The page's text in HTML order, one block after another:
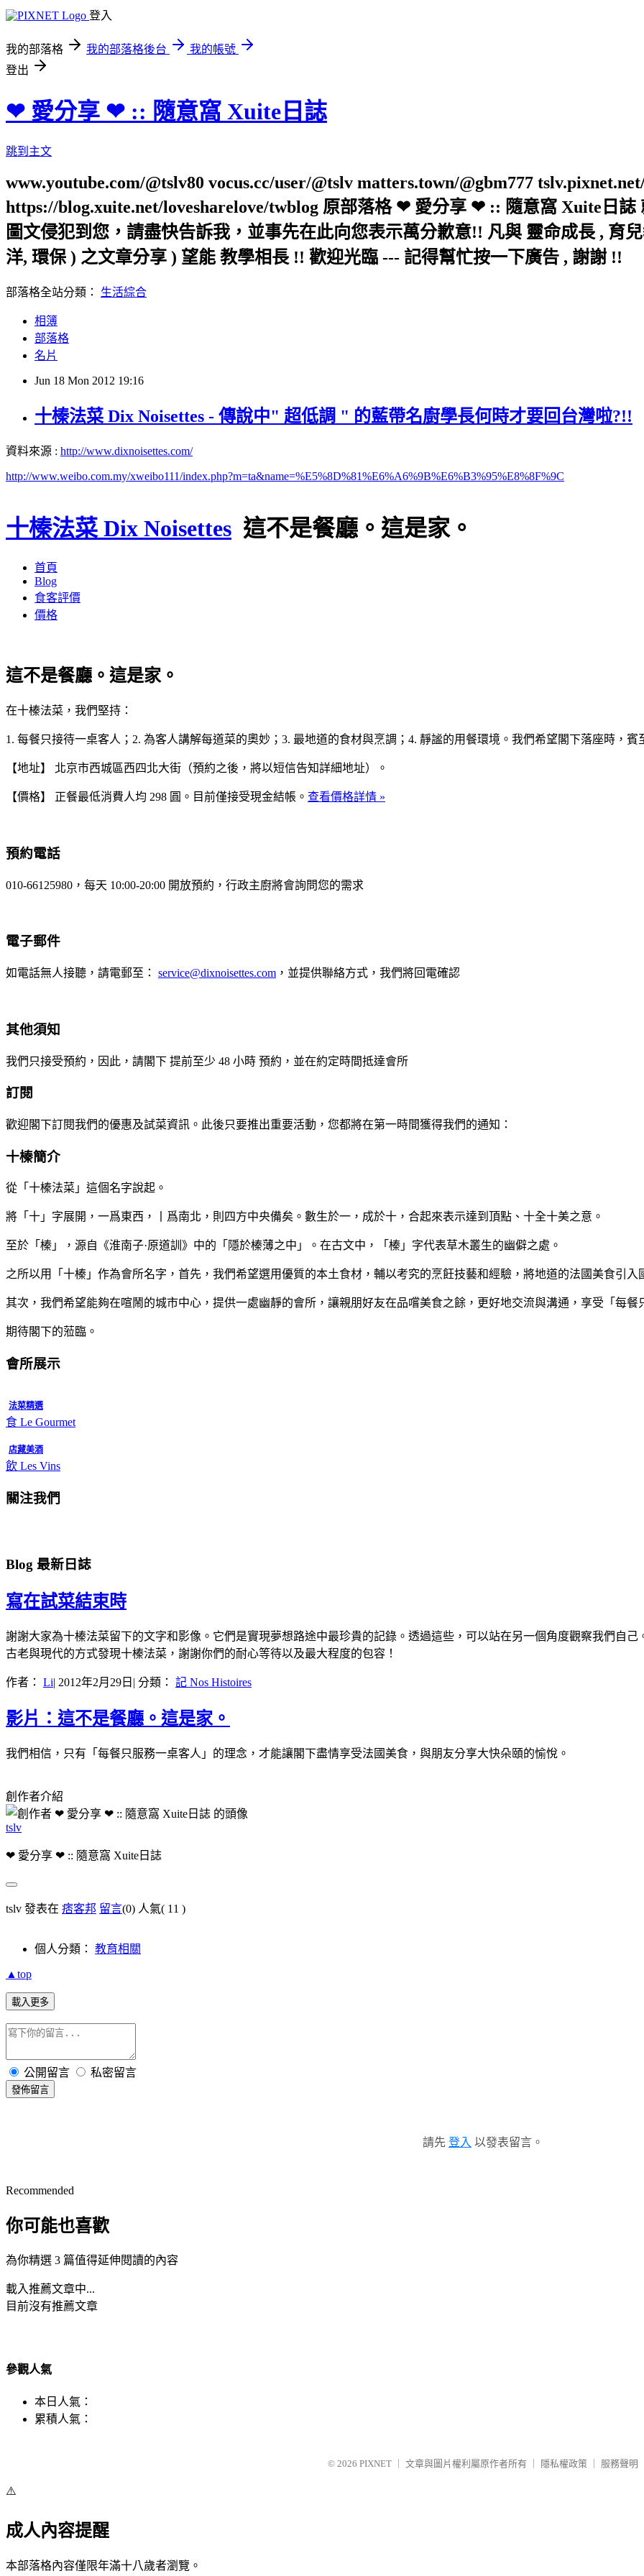
登入
我的部落格 我的部落格後台
我的帳號
登出
❤ 愛分享 ❤ :: 隨意窩 Xuite日誌
跳到主文
www.youtube.com/@tslv80 vocus.cc/user/@tslv matters.town/@gbm777
https://blog.xuite.net/lovesharelove/twblog 原部落格 ❤ 愛分享 ❤ :: 隨意窩 Xuite日
圖文侵犯到您，請盡快告訴我，並事先在此向您表示萬分歉意!! 凡與 靈命成長 , 育
洋, 環保 ) 之文章分享 ) 望能 教學相長 !! 歡迎光臨 --- 記得幫忙按一下廣告 , 謝謝 !!
部落格全站分類： 生活綜合
相簿
部落格
名片
Jun 18 Mon 2012 19:16
十榛法菜 Dix Noisettes - 傳說中" 超低調 " 的藍帶名廚學長何時才要回台灣啦?!!
資料來源 : http://www.dixnoisettes.com/
http://www.weibo.com.my/xweibo111/index.php?m=ta&name=%E5%8D%81%E6%A6%9B%E6%B3%95%E8%8F%9C
十榛法菜 Dix Noisettes 這不是餐廳。這是家。
首頁
Blog
食客評價
價格
這不是餐廳。這是家。
在十榛法菜，我們堅持：
1. 每餐只接待一桌客人；2. 為客人講解每道菜的奧妙；3. 最地道的食材與烹調；4. 靜謐的用餐環境。我們希望閣下落座時，賓
【地址】 北京市西城區西四北大街（預約之後，將以短信告知詳細地址）。
【價格】 正餐最低消費人均 298 圓。目前僅接受現金結帳。 查看價格詳情 »
預約電話
010-66125980 ，每天 10:00-20:00 開放預約，行政主廚將會詢問您的需求
電子郵件
如電話無人接聽，請電郵至： service@dixnoisettes.com ，並提供聯絡方式，我們將回電確認
其他須知
我們只接受預約，因此，請閣下 提前至少 48 小時 預約，並在約定時間抵達會所
訂閱
歡迎閣下訂閱我們的優惠及試菜資訊。此後只要推出重要活動，您都將在第一時間獲得我們的通知：
十榛簡介
從「十榛法菜」這個名字說起。
將「十」字展開，一爲東西，丨爲南北，則四方中央備矣。數生於一，成於十，合起來表示達到頂點、十全十美之意。
至於「榛」，源自《淮南子·原道訓》中的「隱於榛薄之中」。在古文中，「榛」字代表草木叢生的幽僻之處。
之所以用「十榛」作為會所名字，首先，我們希望選用優質的本土食材，輔以考究的烹飪技藝和經驗，將地道的法國美食引入
其次，我們希望能夠在喧鬧的城市中心，提供一處幽靜的會所，讓親朋好友在品嚐美食之餘，更好地交流與溝通，享受「每餐
期待閣下的蒞臨。
會所展示
法菜精選
食 Le Gourmet
店藏美酒
飲 Les Vins
關注我們
Blog 最新日誌
寫在試菜結束時
謝謝大家為十榛法菜留下的文字和影像。它們是實現夢想路途中最珍貴的記錄。透過這些，可以站在另一個角度觀察我們自
古老與現代的方式發現十榛法菜，謝謝你們的耐心等待以及最大程度的包容！
作者： Li| 2012年2月29日 | 分類： 記 Nos Histoires
影片：這不是餐廳。這是家。
我們相信，只有「每餐只服務一桌客人」的理念，才能讓閣下盡情享受法國美食，與朋友分享大快朵頤的愉悅。
創作者介紹
tslv
❤ 愛分享 ❤ :: 隨意窩 Xuite日誌
tslv 發表在 痞客邦 留言(0) 人氣( 11 )
個人分類： 教育相關
▲top
載入更多
公開留言 私密留言
發佈留言
請先 登入 以發表留言。
Recommended
你可能也喜歡
為你精選 3 篇值得延伸閱讀的內容
載入推薦文章中...
目前沒有推薦文章
參觀人氣
本日人氣：
累積人氣：
© 2026 PIXNET 文章與圖片權利屬原作者所有 隱私權政策 服務聲明
⚠️
成人內容提醒
本部落格內容僅限年滿十八歲者瀏覽。